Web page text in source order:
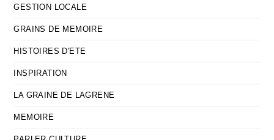
GESTION LOCALE
GRAINS DE MEMOIRE
HISTOIRES D'ETE
INSPIRATION
LA GRAINE DE LAGRENE
MEMOIRE